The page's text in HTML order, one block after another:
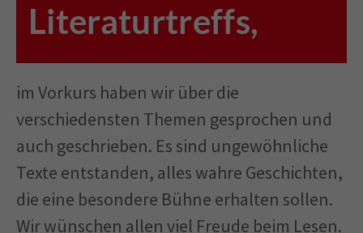
Literaturtreffs,
im Vorkurs haben wir über die
verschiedensten Themen gesprochen und
auch geschrieben. Es sind ungewöhnliche
Texte entstanden, alles wahre Geschichten,
die eine besondere Bühne erhalten sollen.
Wir wünschen allen viel Freude beim Lesen.